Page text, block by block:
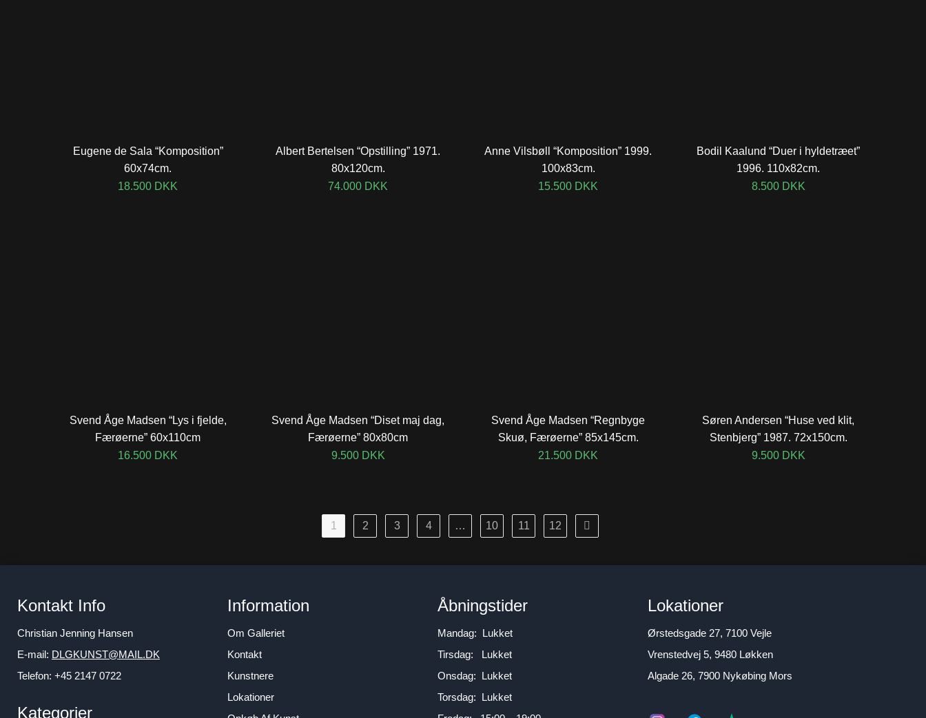
Eugene de Sala “Komposition”
60x74cm.
18.500 DKK
Albert Bertelsen “Opstilling” 1971.
80x120cm.
74.000 DKK
Anne Vilsbøll “Komposition” 1999.
100x83cm.
15.500 DKK
Bodil Kaalund “Duer i hyldetræet”
1996. 110x82cm.
8.500 DKK
Svend Åge Madsen “Lys i fjelde,
Færøerne” 60x110cm
16.500 DKK
Svend Åge Madsen “Diset maj dag,
Færøerne” 80x80cm
9.500 DKK
Svend Åge Madsen “Regnbyge
Skuø, Færøerne” 85x145cm.
21.500 DKK
Søren Andersen “Huse ved klit,
Stenbjerg” 1987. 72x150cm.
9.500 DKK
1 2 3 4 … 10 11 12
Kontakt Info
Christian Jenning Hansen
E-mail: DLGKUNST@MAIL.DK
Telefon: +45 2147 0722
Kategorier
Information
Om Galleriet
Kontakt
Kunstnere
Lokationer
Åbningstider
Mandag: Lukket
Tirsdag: Lukket
Onsdag: Lukket
Torsdag: Lukket
Lokationer
Ørstedsgade 27, 7100 Vejle
Vrenstedvej 5, 9480 Løkken
Algade 26, 7900 Nykøbing Mors